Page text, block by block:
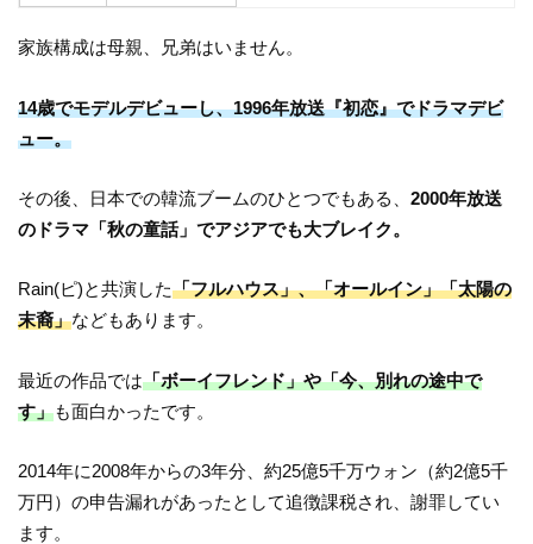
家族構成は母親、兄弟はいません。
14歳でモデルデビューし、1996年放送『初恋』でドラマデビ
ュー。
その後、日本での韓流ブームのひとつでもある、2000年放送
のドラマ「秋の童話」でアジアでも大ブレイク。
Rain(ピ)と共演した「フルハウス」、「オールイン」「太陽の
末裔」などもあります。
最近の作品では「ボーイフレンド」や「今、別れの途中で
す」も面白かったです。
2014年に2008年からの3年分、約25億5千万ウォン（約2億5千
万円）の申告漏れがあったとして追徴課税され、謝罪してい
ます。